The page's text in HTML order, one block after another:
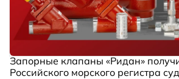
Запорные клапаны «Ридан»
Российского морского регистра